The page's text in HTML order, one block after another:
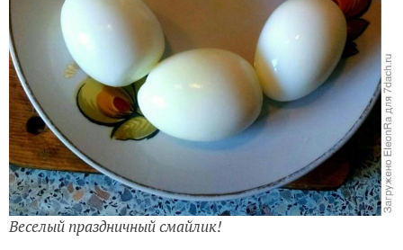
Веселый праздничный смайлик!